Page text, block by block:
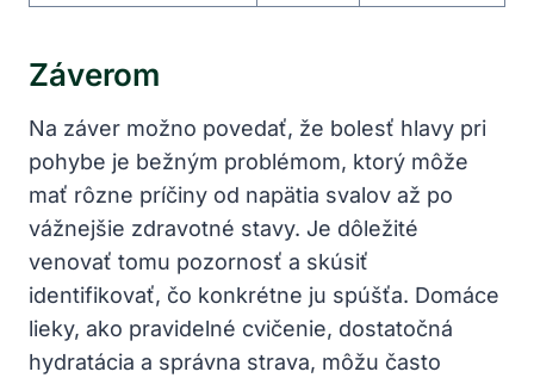
Záverom
Na záver možno povedať, že bolesť hlavy pri
pohybe je bežným problémom, ktorý môže
mať rôzne príčiny od napätia svalov až po
vážnejšie zdravotné stavy. Je dôležité
venovať tomu pozornosť a skúsiť
identifikovať, čo konkrétne ju spúšťa. Domáce
lieky, ako pravidelné cvičenie, dostatočná
hydratácia a správna strava, môžu často